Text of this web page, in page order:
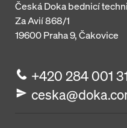
Česká Doka bednicí
Za Avií 868/1
19600Praha 9, Čakovice
+420 284 001